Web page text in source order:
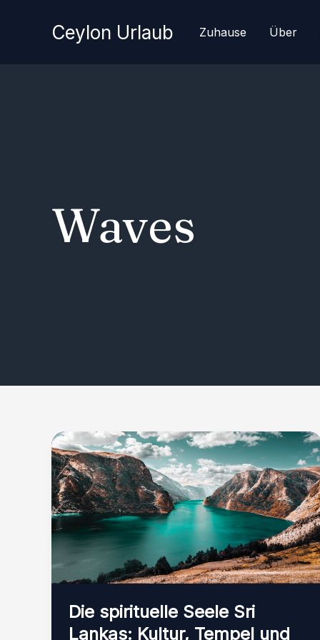
Ceylon Urlaub Zuhause Über
Waves
Die spirituelle Seele Sri
Lankas: Kultur, Tempel und